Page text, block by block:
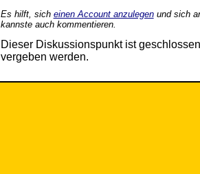
Es hilft, sich einen Account anzulegenund sich
kannste auch kommentieren.
Dieser Diskussionspunkt ist
vergeben werden.